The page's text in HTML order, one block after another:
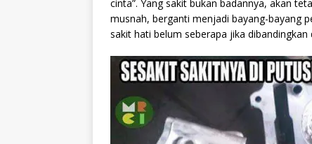
cinta”. Yang sakit bukan badannya, akan
musnah, berganti menjadi bayang-bayang
sakit hati belum seberapa jika